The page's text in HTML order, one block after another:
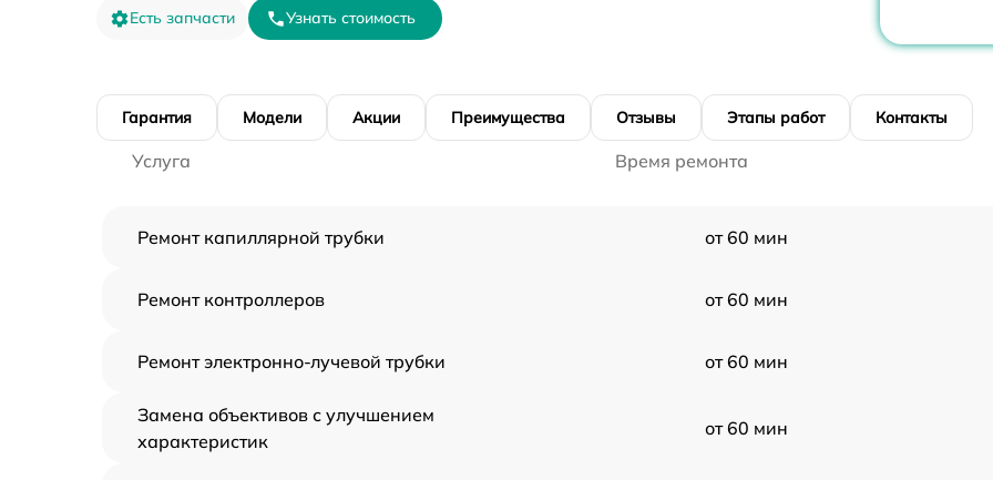
Есть запчасти Узнать стоимость
Гарантия Модели Акции Преимущества Отзывы Этапы работ Контакты
Услуга Время ремонта
Ремонт капиллярной трубки от 60 мин
Ремонт контроллеров от 60 мин
Ремонт электронно-лучевой трубки от 60 мин
Замена объективов с улучшением
характеристик
от 60 мин